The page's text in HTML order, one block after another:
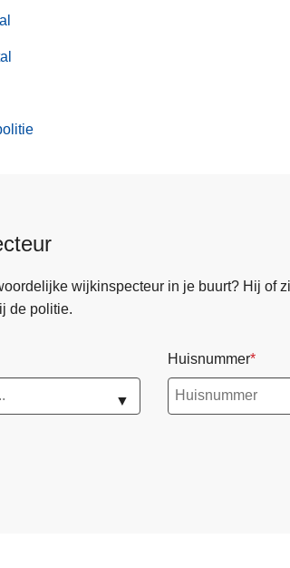
wijkinspecteur in je buurt? Hij of
de politie.
▼
Huisnummer